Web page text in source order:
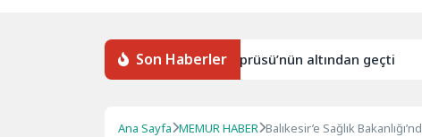
Son Haberler
7000’, 1915 Çanakkale Köprüsü’nün altından geçti
Ana Sayfa MEMUR HABER Balıkesir’e Sağlık